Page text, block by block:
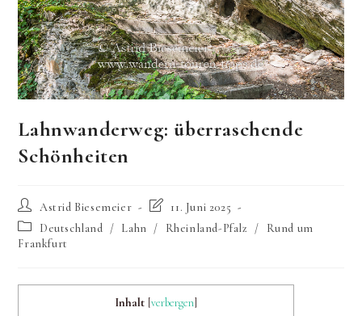
Lahnwanderweg: überraschende
Schönheiten
Beitrags-
Autor:
Astrid Biesemeier
Beitrag
zuletzt
geändert
11. Juni 2025
Beitrags-
Kategorie:
Deutschland / Lahn / Rheinland-Pfalz /
Rund um
Frankfurt
Inhalt [verbergen]